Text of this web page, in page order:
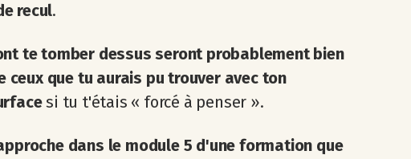
recul.
te tomber dessus seront probablement bien
ceux que tu aurais pu trouver avec ton
si tu t'étais « forcé à penser ».
dans le module 5 d'une formation que